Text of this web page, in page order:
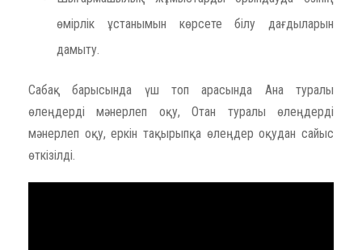
өмірлік ұстанымын көрсете білу дағдыларын
дамыту.
Сабақ барысында үш топ арасында Ана туралы
өлеңдерді мәнерлеп оқу, Отан туралы өлеңдерді
мәнерлеп оқу, еркін тақырыпқа өлеңдер оқудан сайыс
өткізілді.